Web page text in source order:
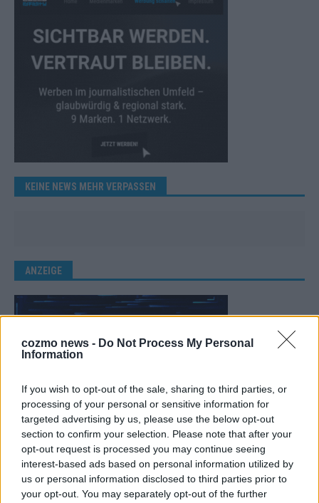
cozmo news - Do Not Process My Personal
Information
If you wish to opt-out of the sale, sharing to third parties, or
processing of your personal or sensitive information for
targeted advertising by us, please use the below opt-out
section to confirm your selection. Please note that after your
opt-out request is processed you may continue seeing
interest-based ads based on personal information utilized by
us or personal information disclosed to third parties prior to
your opt-out. You may separately opt-out of the further
KEINE NEWS MEHR VERPASSEN
ANZEIGE